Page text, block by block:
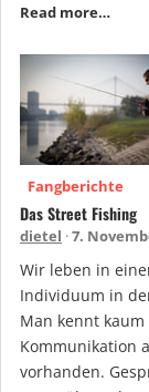
Read more…
Fangberichte
Das Street Fishing
dietel 7.
Wir leben in
Individuum in
Man kennt
Kommunikation
vorhanden.